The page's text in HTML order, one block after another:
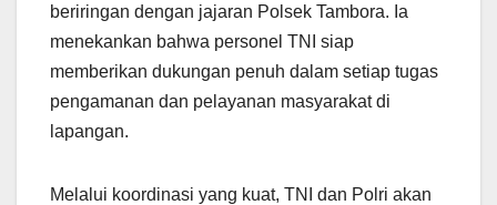
beriringan dengan jajaran Polsek Tambora. Ia
menekankan bahwa personel TNI siap
memberikan dukungan penuh dalam setiap tugas
pengamanan dan pelayanan masyarakat di
lapangan.
Melalui koordinasi yang kuat, TNI dan Polri akan